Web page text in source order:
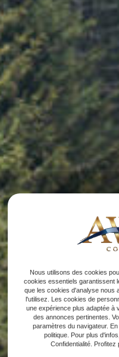
Nous utilisons des cookies
cookies essentiels garantissent
que les cookies d'analyse nous
l'utilisez. Les cookies de
une expérience plus adaptée à
des annonces pertinentes.
paramètres du navigateur.
politique. Pour plus
Confidentialité. Profitez